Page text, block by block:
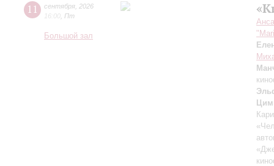
11 сентября 2026
16:00 Пт
Большой зал